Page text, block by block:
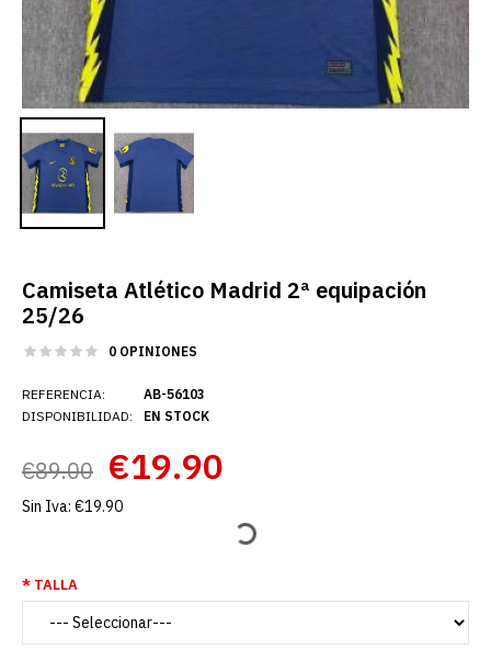
Camiseta Atlético Madrid 2ª equipación
25/26
0 OPINIONES
REFERENCIA:
DISPONIBILIDAD:
AB-56103
EN STOCK
€89.00 €19.90
Sin Iva: €19.90
TALLA